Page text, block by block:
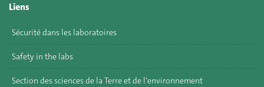
Liens
Sécurité dans les laboratoires
Safety in the labs
Section des sciences de la Terre et de l'environnement